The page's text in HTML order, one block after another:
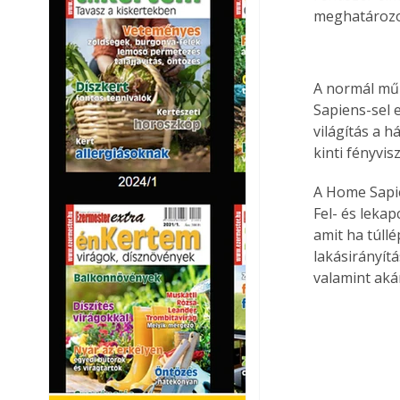
A normál
Sapiens-sel
világítás a
kinti
A Home
Fel- és
amit ha
valamint